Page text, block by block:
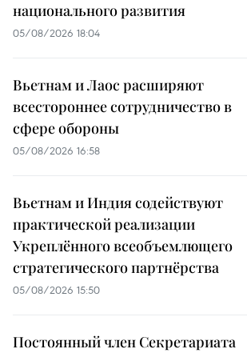
национального развития
05/08/2026 18:04
Вьетнам и Лаос расширяют
всестороннее сотрудничество в
сфере обороны
05/08/2026 16:58
Вьетнам и Индия содействуют
практической реализации
Укреплённого всеобъемлющего
стратегического партнёрства
05/08/2026 15:50
Постоянный член Секретариата